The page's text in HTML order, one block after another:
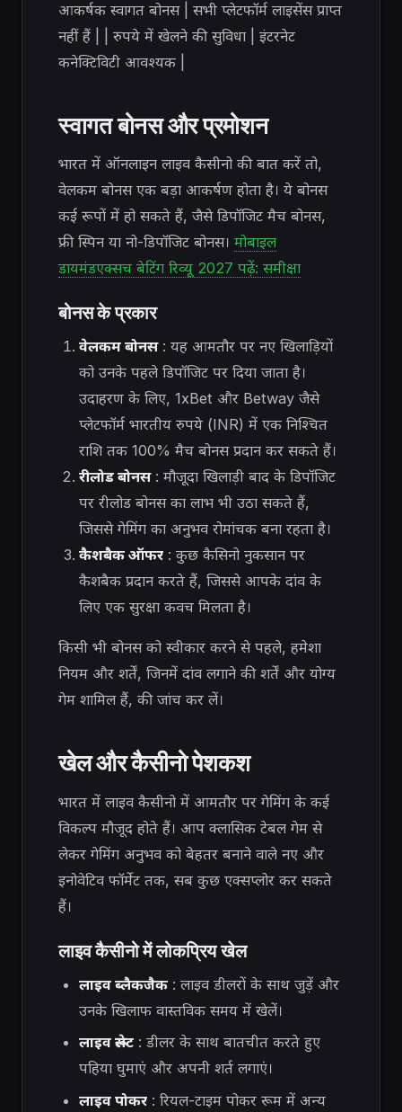
आकर्षक स्वागत बोनस | सभी प्लेटफॉर्म लाइसेंस प्राप्त
नहीं हैं | | रुपये में खेलने की सुविधा | इंटरनेट
कनेक्टिविटी आवश्यक |
स्वागत बोनस और प्रमोशन
भारत में ऑनलाइन लाइव कैसीनो की बात करें तो,
वेलकम बोनस एक बड़ा आकर्षण होता है। ये बोनस
कई रूपों में हो सकते हैं, जैसे डिपॉजिट मैच बोनस,
फ्री स्पिन या नो-डिपॉजिट बोनस। मोबाइल
डायमंडएक्सच बेटिंग रिव्यू 2027 पढ़ें: समीक्षा
बोनस के प्रकार
वेलकम बोनस: यह आमतौर पर नए खिलाड़ियों
को उनके पहले डिपॉजिट पर दिया जाता है।
उदाहरण के लिए, 1xBet और Betway जैसे
प्लेटफॉर्म भारतीय रुपये (INR) में एक निश्चित
राशि तक 100% मैच बोनस प्रदान कर सकते हैं।
रीलोड बोनस: मौजूदा खिलाड़ी बाद के डिपॉजिट
पर रीलोड बोनस का लाभ भी उठा सकते हैं,
जिससे गेमिंग का अनुभव रोमांचक बना रहता है।
कैशबैक ऑफर: कुछ कैसिनो नुकसान पर
कैशबैक प्रदान करते हैं, जिससे आपके दांव के
लिए एक सुरक्षा कवच मिलता है।
किसी भी बोनस को स्वीकार करने से पहले, हमेशा
नियम और शर्तें, जिनमें दांव लगाने की शर्तें और योग्य
गेम शामिल हैं, की जांच कर लें।
खेल और कैसीनो पेशकश
भारत में लाइव कैसीनो में आमतौर पर गेमिंग के कई
विकल्प मौजूद होते हैं। आप क्लासिक टेबल गेम से
लेकर गेमिंग अनुभव को बेहतर बनाने वाले नए और
इनोवेटिव फॉर्मेट तक, सब कुछ एक्सप्लोर कर सकते
हैं।
लाइव कैसीनो में लोकप्रिय खेल
लाइव ब्लैकजैक: लाइव डीलरों के साथ जुड़ें और
उनके खिलाफ वास्तविक समय में खेलें।
लाइव रूलेट: डीलर के साथ बातचीत करते हुए
पहिया घुमाएं और अपनी शर्त लगाएं।
लाइव पोकर: रियल-टाइम पोकर रूम में अन्य